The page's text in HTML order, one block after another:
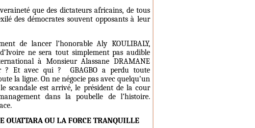
que des dictateurs africains, de tous
des démocrates souvent opposants à leur
de lancer l’honorable Aly KOULIBALY,
ne sera tout simplement pas audible
à Monsieur Alassane DRAMANE
? Et avec qui ?
GBAGBO a perdu toute
la ligne. On ne négocie pas avec quelqu’un
scandale est arrivé, le président de la cour
dans la poubelle de l’histoire.
OUATTARA OU LA FORCE TRANQUILLE